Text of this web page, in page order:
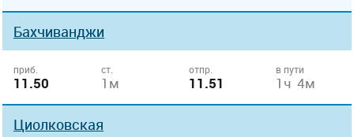
Бахчиванджи
приб.
11.50
ст.
1м
отпр.
11.51
в пути
1ч 4м
Циолковская